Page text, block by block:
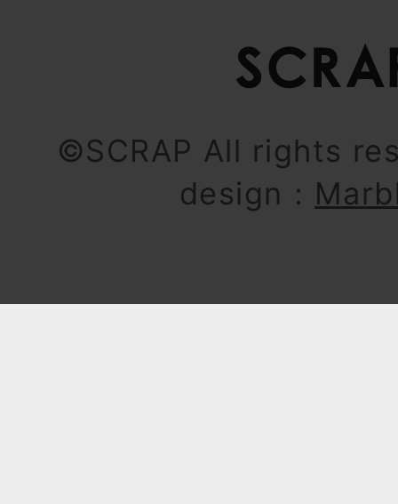
©SCRAP All rights
design：